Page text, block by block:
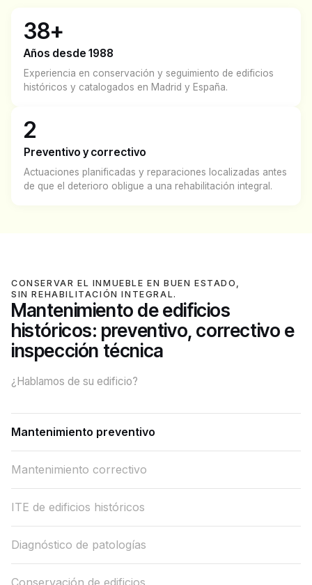
38+
Años desde 1988
Experiencia en conservación y seguimiento de edificios
históricos y catalogados en Madrid y España.
2
Preventivo y correctivo
Actuaciones planificadas y reparaciones localizadas antes
de que el deterioro obligue a una rehabilitación integral.
CONSERVAR EL INMUEBLE EN BUEN ESTADO,
SIN REHABILITACIÓN INTEGRAL.
Mantenimiento de edificios
históricos: preventivo, correctivo e
inspección técnica
¿Hablamos de su edificio?
Mantenimiento preventivo
Mantenimiento correctivo
ITE de edificios históricos
Diagnóstico de patologías
Conservación de edificios